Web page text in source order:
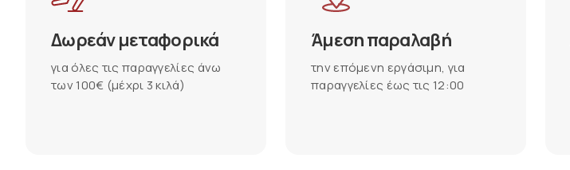
Δωρεάν μεταφορικά
για όλες τις παραγγελίες άνω
των 100€ (μέχρι 3 κιλά)
Άμεση παραλαβή
την επόμενη εργάσιμη, για
παραγγελίες έως τις 12:00